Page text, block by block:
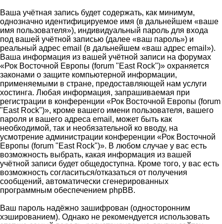
Ваша учётная запись будет содержать, как минимум,
однозначно идентифицируемое имя (в дальнейшем «ваше
имя пользователя»), индивидуальный пароль для входа
под вашей учётной записью (далее «ваш пароль») и
реальный адрес email (в дальнейшем «ваш адрес email»).
Ваша информация из вашей учётной записи на форумах
«Рок Восточной Европы (forum "East Rock")» охраняется
законами о защите компьютерной информации,
применяемыми в стране, предоставляющей нам услуги
хостинга. Любая информация, запрашиваемая при
регистрации в конференции «Рок Восточной Европы (forum
"East Rock")», кроме вашего имени пользователя, вашего
пароля и вашего адреса email, может быть как
необходимой, так и необязательной ко вводу, на
усмотрение администрации конференции «Рок Восточной
Европы (forum "East Rock")». В любом случае у вас есть
возможность выбрать, какая информация из вашей
учётной записи будет общедоступна. Кроме того, у вас есть
возможность согласиться/отказаться от получения
сообщений, автоматически сгенерированных
программным обеспечением phpBB.
Ваш пароль надёжно зашифрован (односторонним
хэшированием). Однако не рекомендуется использовать